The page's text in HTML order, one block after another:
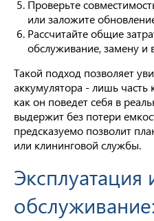
Проверьте
или заложите
Рассчитайте общие
обслуживание, замену
Такой подход позволяет
аккумулятора - лишь часть
как он поведет себя в
выдержит без потери
предсказуемо позволит
или клининговой службы.
Эксплуатация